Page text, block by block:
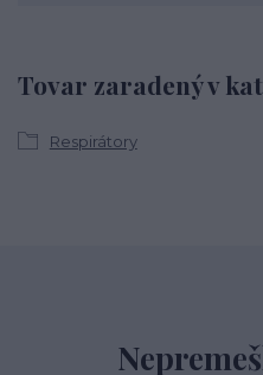
Tovar zaradený v
Respirátory